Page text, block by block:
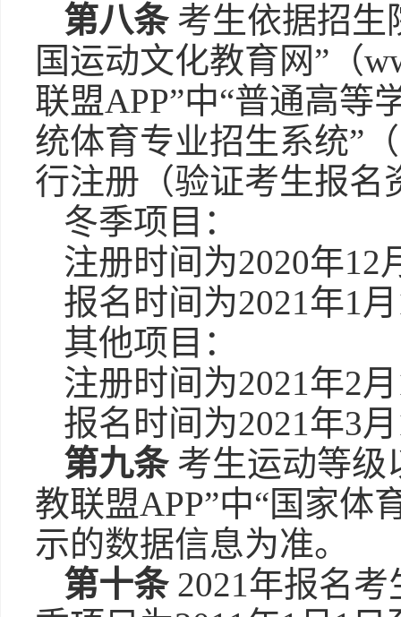
第八条考生依据招生
国运动文化教育网”（
联盟APP”中“普通高等
统体育专业招生系统”
行注册（验证考生报名
冬季项目：
注册时间为2020年12
报名时间为2021年1
其他项目：
注册时间为2021年2
报名时间为2021年3
第九条考生运动等级
教联盟APP”中“国家体
示的数据信息为准。
第十条2021年报名考